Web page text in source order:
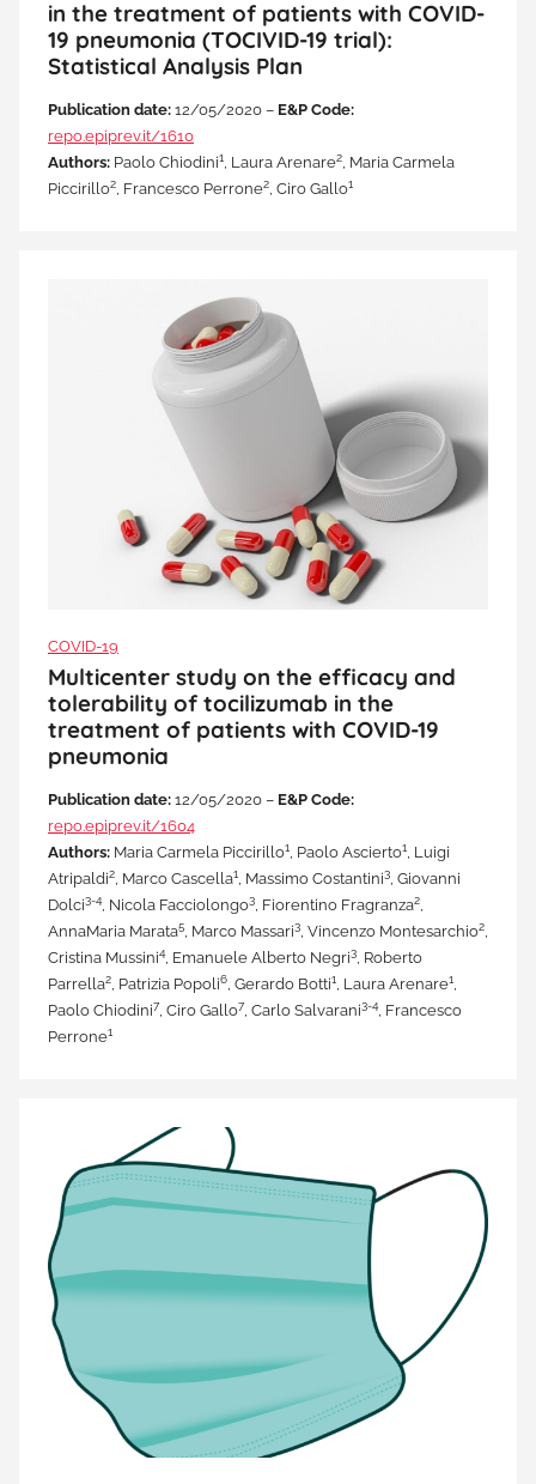
in the treatment of patients with COVID-
19 pneumonia (TOCIVID-19 trial):
Statistical Analysis Plan
Publication date: 12/05/2020 – E&P Code:
repo.epiprev.it/1610
Authors: Paolo Chiodini1, Laura Arenare2, Maria Carmela
Piccirillo2, Francesco Perrone2, Ciro Gallo1
COVID-19
Multicenter study on the efficacy and
tolerability of tocilizumab in the
treatment of patients with COVID-19
pneumonia
Publication date: 12/05/2020 – E&P Code:
repo.epiprev.it/1604
Authors: Maria Carmela Piccirillo1, Paolo Ascierto1, Luigi
Atripaldi2, Marco Cascella1, Massimo Costantini3, Giovanni
Dolci3-4, Nicola Facciolongo3, Fiorentino Fragranza2,
AnnaMaria Marata5, Marco Massari3, Vincenzo Montesarchio2,
Cristina Mussini4, Emanuele Alberto Negri3, Roberto
Parrella2, Patrizia Popoli6, Gerardo Botti1, Laura Arenare1,
Paolo Chiodini7, Ciro Gallo7, Carlo Salvarani3-4, Francesco
Perrone1